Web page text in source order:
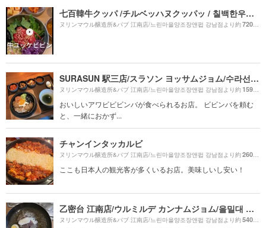
七百韓牛クッパ /チルベッハヌクッパッ / 칠백한우국밥
ヌリンマウル醸造所&パブ 江南店/느린마을양조장앤펍 강남점より約720m
SURASUN 駅三店/スラソン ヨッサムジョム/수라선 역삼점
ヌリンマウル醸造所&パブ 江南店/느린마을양조장앤펍 강남점より約1590m
おいしいアワビビビンバが食べられるお店。 ビビンバを頼む
と、一緒におかず...
チャンインタッカルビ
ヌリンマウル醸造所&パブ 江南店/느린마을양조장앤펍 강남점より約260m
ここも日本人の観光客が多くいるお店。美味しいし安い！
乙密台 江南店/ウルミルデ カンナムジョム/을밀대 강남점
ヌリンマウル醸造所&パブ 江南店/느린마을양조장앤펍 강남점より約540m